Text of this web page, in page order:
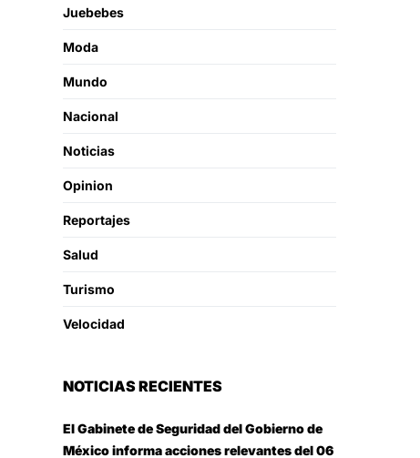
Juebebes
Moda
Mundo
Nacional
Noticias
Opinion
Reportajes
Salud
Turismo
Velocidad
NOTICIAS RECIENTES
El Gabinete de Seguridad del Gobierno de
México informa acciones relevantes del 06